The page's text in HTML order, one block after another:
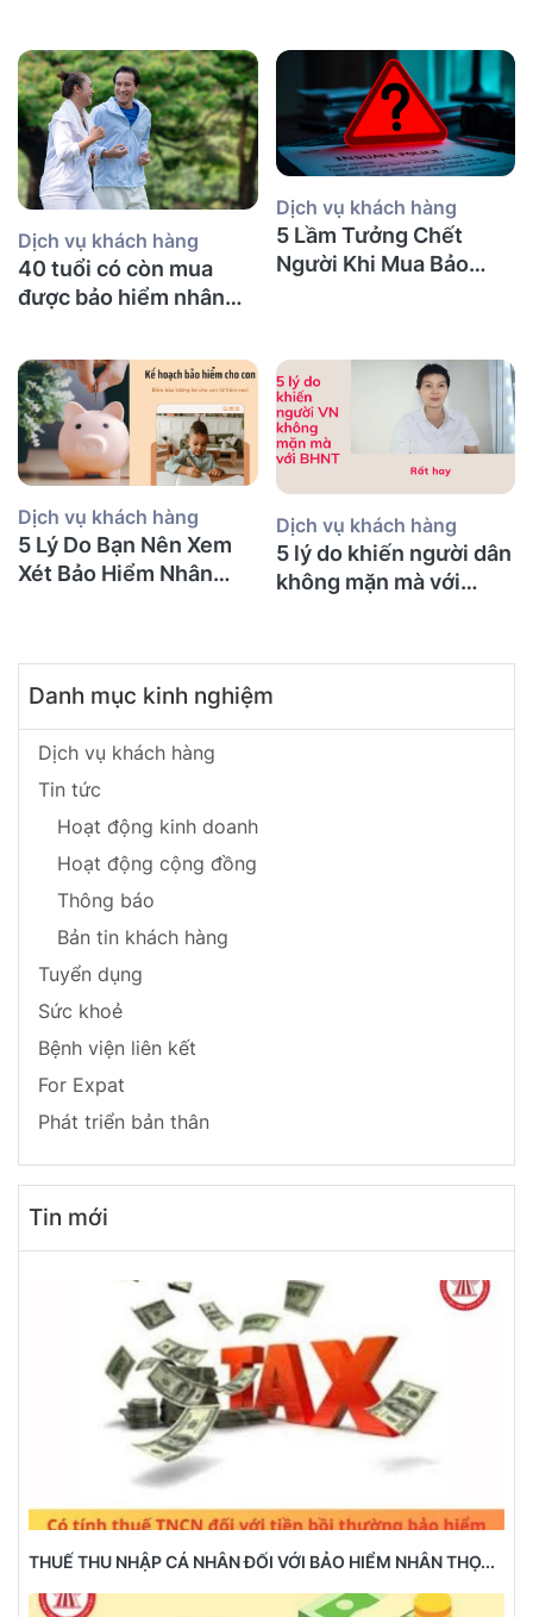
Dịch vụ khách hàng
40 tuổi có còn mua
được bảo hiểm nhân
bảo hiểm gì?
Dịch vụ khách hàng
5 Lầm Tưởng Chết
Người Khi Mua Bảo
Dịch vụ khách hàng
5 Lý Do Bạn Nên Xem
Xét Bảo Hiểm Nhân
Dịch vụ khách hàng
5 lý do khiến người dân
không mặn mà với
Danh mục kinh nghiệm
Dịch vụ khách hàng
Tin tức
Hoạt động kinh doanh
Hoạt động cộng đồng
Thông báo
Bản tin khách hàng
Tuyển dụng
Sức khoẻ
Bệnh viện liên kết
For Expat
Phát triển bản thân
Tin mới
THUẾ THU NHẬP CÁ NHÂN ĐỐI VỚI BẢO HIỂM NHÂN THỌ...